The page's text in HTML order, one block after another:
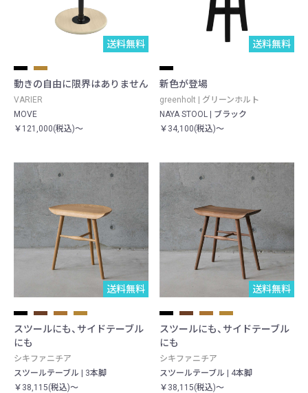
送料無料
動きの自由に限界はありません
VARIER
MOVE
￥121,000(税込)～
送料無料
新色が登場
greenholt | グリーンホルト
NAYA STOOL | ブラック
￥34,100(税込)～
送料無料
スツールにも、サイドテーブル
にも
シキファニチア
スツールテーブル | 3本脚
￥38,115(税込)～
送料無料
スツールにも、サイドテーブル
にも
シキファニチア
スツールテーブル | 4本脚
￥38,115(税込)～